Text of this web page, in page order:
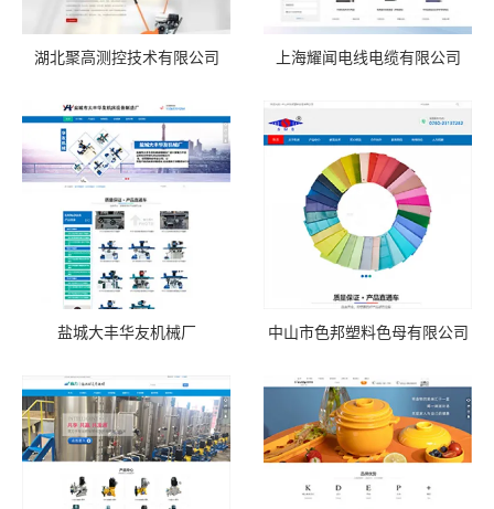
湖北聚高测控技术有限公司 上海耀闻电线电缆有限公司
盐城大丰华友机械厂 中山市色邦塑料色母有限公司